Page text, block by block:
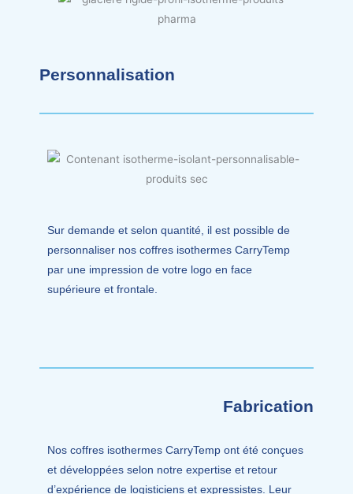
Personnalisation
Sur demande et selon quantité, il est possible de
personnaliser nos coffres isothermes CarryTemp
par une impression de votre logo en face
supérieure et frontale.
Fabrication
Nos coffres isothermes CarryTemp ont été conçues
et développées selon notre expertise et retour
d’expérience de logisticiens et expressistes. Leur